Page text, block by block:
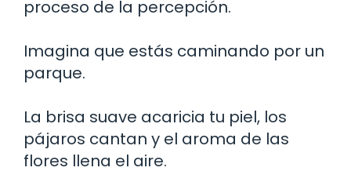
proceso de la percepción.
Imagina que estás caminando por un
parque.
La brisa suave acaricia tu piel, los
pájaros cantan y el aroma de las
flores llena el aire.